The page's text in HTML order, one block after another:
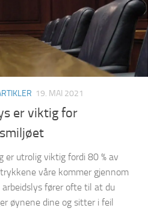
19. MAI 2021
er viktig for
er utrolig viktig fordi 80 % av
våre kommer gjennom
arbeidslys fører ofte til at du
øynene dine og sitter i feil